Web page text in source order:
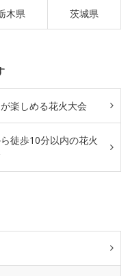
木県 茨城県
楽しめる花火大会
徒歩10分以内の花火